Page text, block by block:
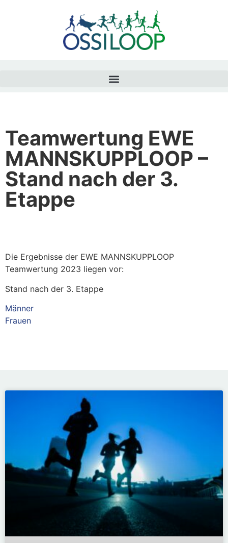
Teamwertung EWE
MANNSKUPPLOOP –
Stand nach der 3.
Etappe
Die Ergebnisse der EWE MANNSKUPPLOOP
Teamwertung 2023 liegen vor:
Stand nach der 3. Etappe
Männer
Frauen